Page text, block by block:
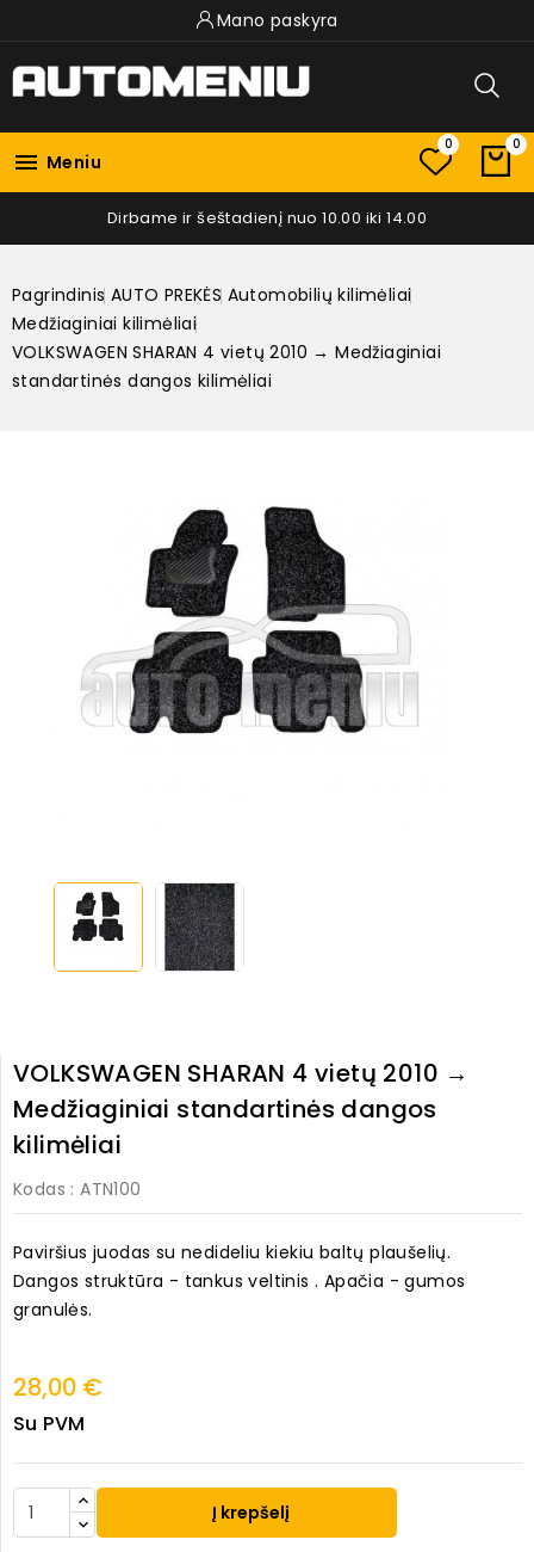
Mano paskyra
 Meniu
0 0
Dirbame ir šeštadienį nuo 10.00 iki 14.00
Pagrindinis AUTO PREKĖS Automobilių kilimėliai
Medžiaginiai kilimėliai
VOLKSWAGEN SHARAN 4 vietų 2010 → Medžiaginiai
standartinės dangos kilimėliai
VOLKSWAGEN SHARAN 4 vietų 2010 →
Medžiaginiai standartinės dangos
kilimėliai
Kodas : ATN100
Paviršius juodas su nedideliu kiekiu baltų plaušelių.
Dangos struktūra - tankus veltinis . Apačia - gumos
granulės.
28,00 €
Su PVM
Į krepšelį